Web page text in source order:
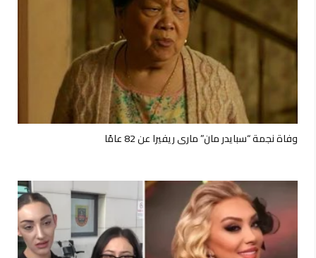
وفاة نجمة “سبايدر مان” ماري ريفيرا عن 82 عامًا